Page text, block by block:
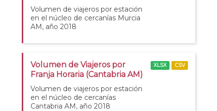
Volumen de viajeros por estación
en el núcleo de cercanías Murcia
AM, año 2018
Volumen de Viajeros por
Franja Horaria (Cantabria AM)
Volumen de viajeros por estación
en el núcleo de cercanías
Cantabria AM, año 2018
XLSX CSV